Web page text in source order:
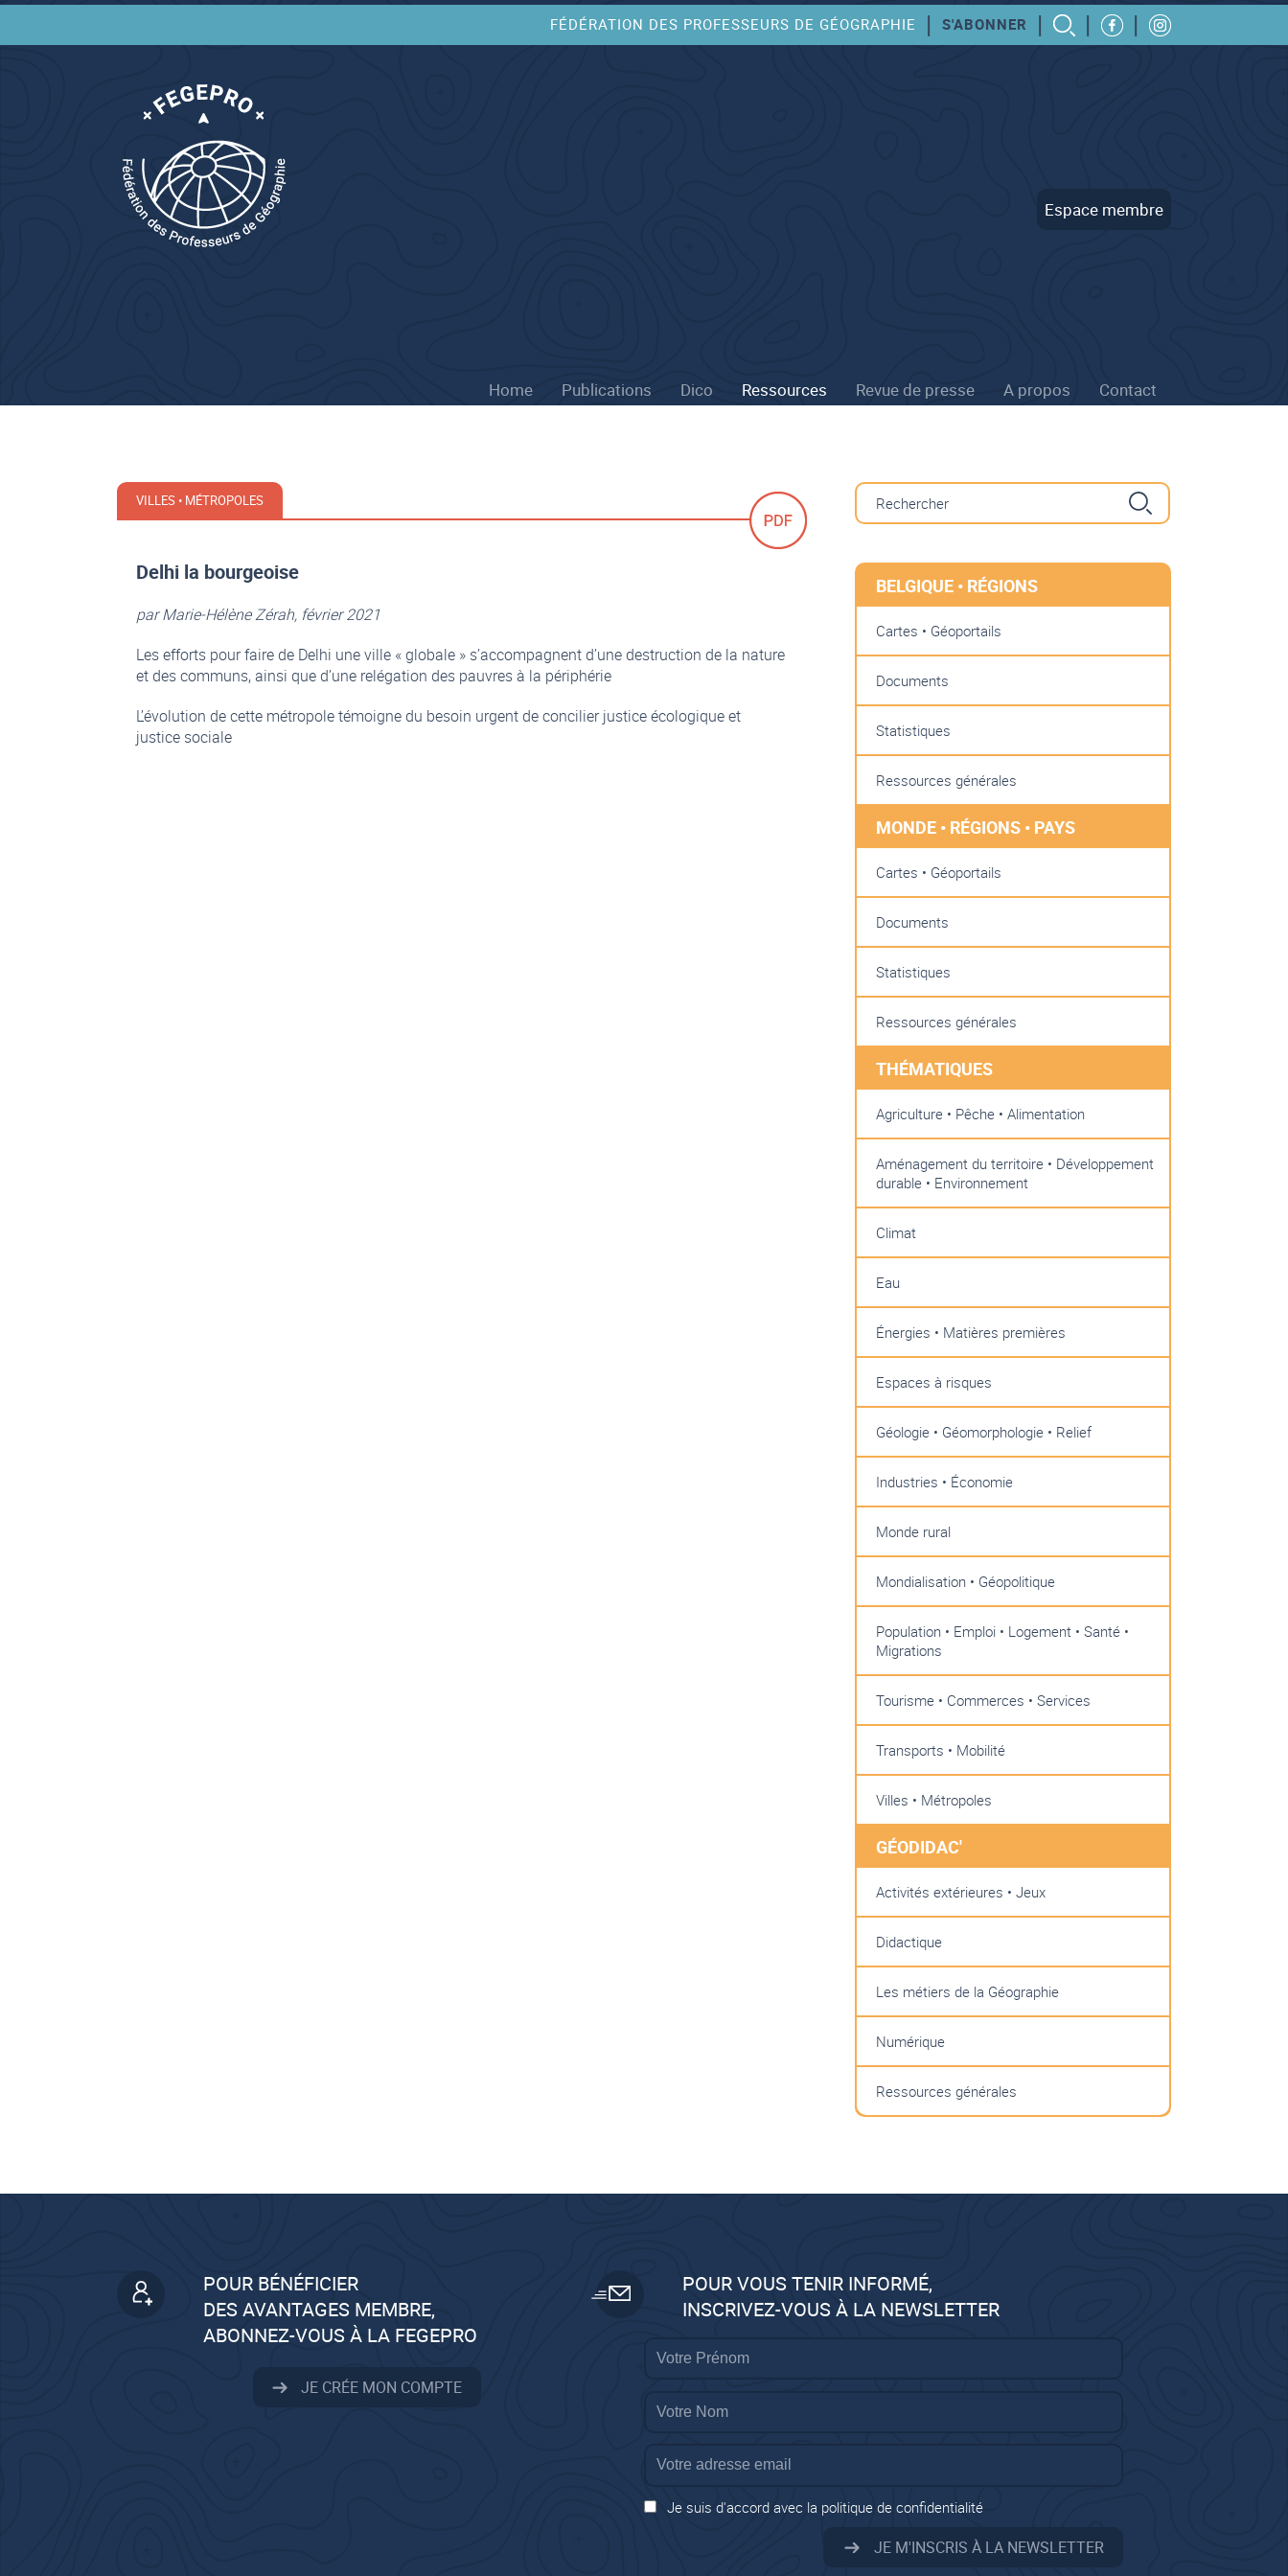
FÉDÉRATION DES PROFESSEURS DE GÉOGRAPHIE | S'ABONNER | | |
Espace membre
Home Publications Dico Ressources Revue de presse A propos Contact
VILLES • MÉTROPOLES
Delhi la bourgeoise
par Marie-Hélène Zérah, février 2021
Les efforts pour faire de Delhi une ville « globale » s’accompagnent d’une destruction de la nature
et des communs, ainsi que d’une relégation des pauvres à la périphérie
L’évolution de cette métropole témoigne du besoin urgent de concilier justice écologique et
justice sociale
BELGIQUE • RÉGIONS
Cartes • Géoportails
Documents
Statistiques
Ressources générales
MONDE • RÉGIONS • PAYS
Cartes • Géoportails
Documents
Statistiques
Ressources générales
THÉMATIQUES
Agriculture • Pêche • Alimentation
Aménagement du territoire • Développement
durable • Environnement
Climat
Eau
Énergies • Matières premières
Espaces à risques
Géologie • Géomorphologie • Relief
Industries • Économie
Monde rural
Mondialisation • Géopolitique
Population • Emploi • Logement • Santé •
Migrations
Tourisme • Commerces • Services
Transports • Mobilité
Villes • Métropoles
GÉODIDAC'
Activités extérieures • Jeux
Didactique
Les métiers de la Géographie
Numérique
Ressources générales
POUR BÉNÉFICIER
DES AVANTAGES MEMBRE,
ABONNEZ-VOUS À LA FEGEPRO
JE CRÉE MON COMPTE
POUR VOUS TENIR INFORMÉ,
INSCRIVEZ-VOUS À LA NEWSLETTER
Je suis d'accord avec la politique de confidentialité